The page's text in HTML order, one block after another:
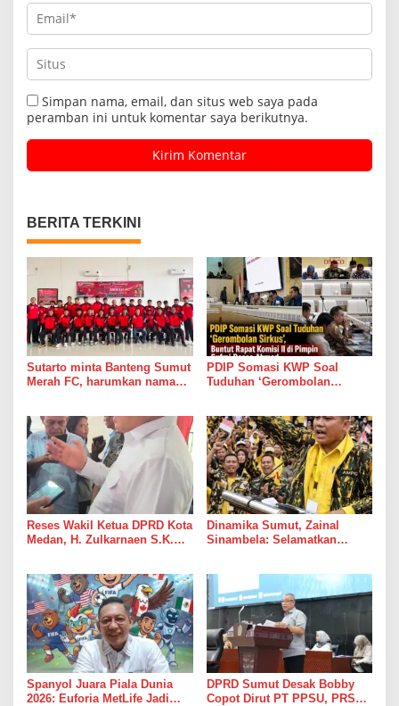
Simpan nama, email, dan situs web saya pada
peramban ini untuk komentar saya berikutnya.
BERITA TERKINI
Sutarto minta Banteng Sumut
Merah FC, harumkan nama
PDIP Somasi KWP Soal
Tuduhan ‘Gerombolan
Ahmad
Reses Wakil Ketua DPRD Kota
Medan, H. Zulkarnaen S.K.M
Perjuangan Diaspal Mulus
Dinamika Sumut, Zainal
Sinambela: Selamatkan
Spanyol Juara Piala Dunia
2026: Euforia MetLife Jadi
DPRD Sumut Desak Bobby
Copot Dirut PT PPSU, PRSU